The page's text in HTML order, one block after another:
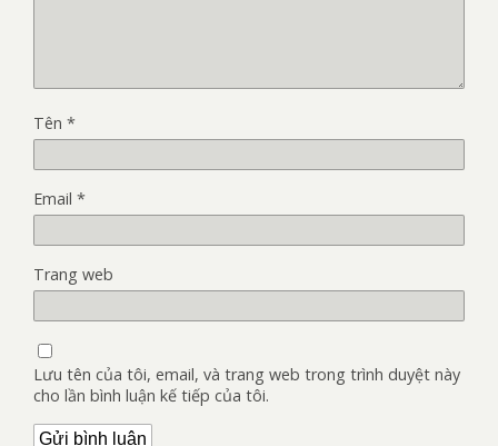
Tên *
Email *
Trang web
Lưu tên của tôi, email, và trang web trong trình duyệt này
cho lần bình luận kế tiếp của tôi.